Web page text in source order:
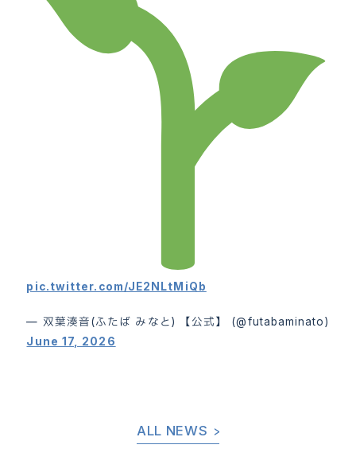
素材集
利用規約 GUIDELINE
オフィシャルショップ SHOP
pic.twitter.com/JE2NLtMiQb
— 双葉湊音(ふたば みなと) 【公式】 (@futabaminato)
June 17, 2026
ALL NEWS